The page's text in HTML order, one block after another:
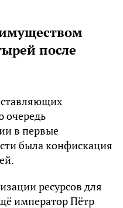
после
очередь
в первые
была конфискация
ресурсов для
император Пётр